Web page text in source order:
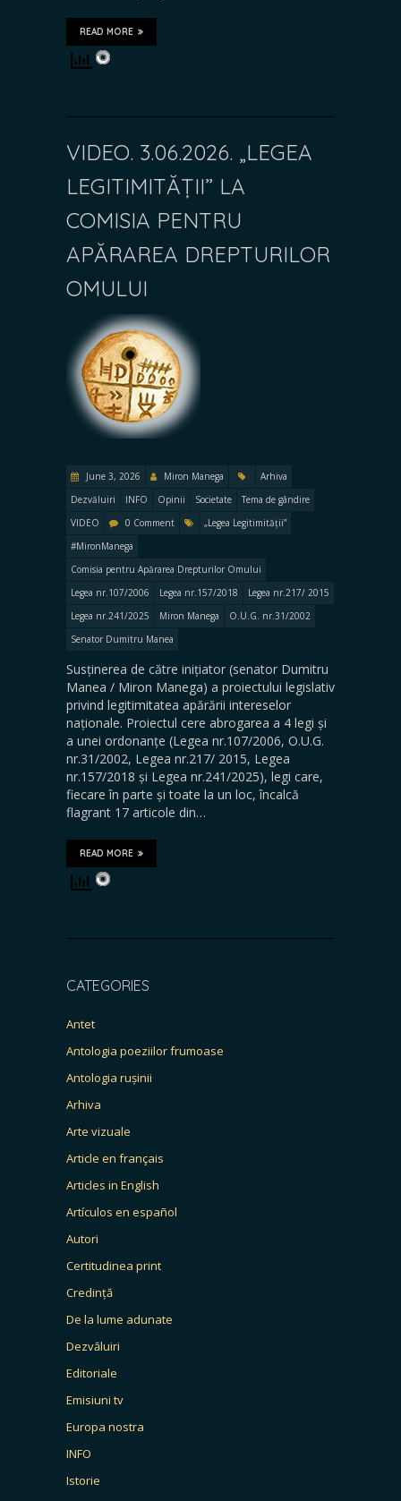
READ MORE
VIDEO. 3.06.2026. „LEGEA
LEGITIMITĂȚII” LA
COMISIA PENTRU
APĂRAREA DREPTURILOR
OMULUI
June 3, 2026 Miron Manega
Arhiva
Dezvăluiri
INFO Opinii Societate
Tema de gândire
VIDEO
0 Comment
„Legea Legitimității”
#MironManega
Comisia pentru Apărarea Drepturilor Omului
Legea nr.107/2006
Legea nr.157/2018
Legea nr.217/ 2015
Legea nr.241/2025
Miron Manega
O.U.G. nr.31/2002
Senator Dumitru Manea
Susținerea de către inițiator (senator Dumitru
Manea / Miron Manega) a proiectului legislativ
privind legitimitatea apărării intereselor
naționale. Proiectul cere abrogarea a 4 legi și
a unei ordonanțe (Legea nr.107/2006, O.U.G.
nr.31/2002, Legea nr.217/ 2015, Legea
nr.157/2018 și Legea nr.241/2025), legi care,
fiecare în parte și toate la un loc, încalcă
flagrant 17 articole din…
READ MORE
CATEGORIES
Antet
Antologia poeziilor frumoase
Antologia rușinii
Arhiva
Arte vizuale
Article en français
Articles in English
Artículos en español
Autori
Certitudinea print
Credință
De la lume adunate
Dezvăluiri
Editoriale
Emisiuni tv
Europa nostra
INFO
Istorie